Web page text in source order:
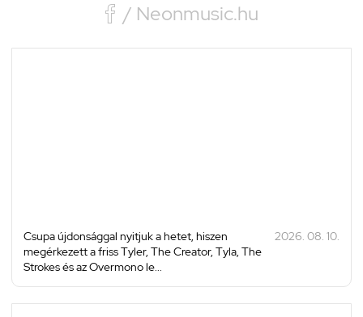
 / Neonmusic.hu
Csupa újdonsággal nyitjuk a hetet, hiszen
megérkezett a friss Tyler, The Creator, Tyla, The
Strokes és az Overmono le...
2026. 08. 10.